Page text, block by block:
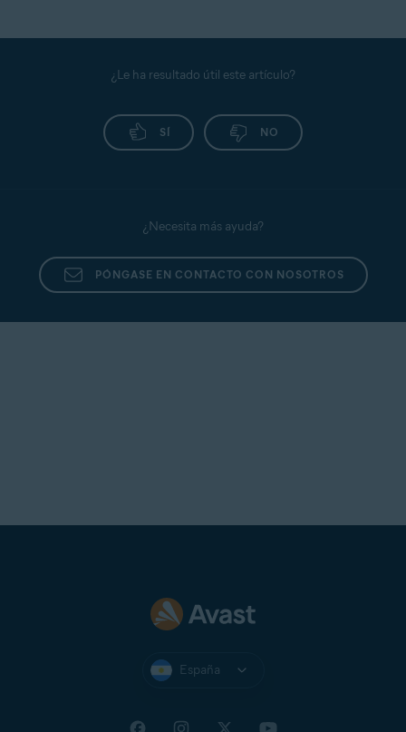
¿Le ha resultado útil este artículo?
SÍ NO
¿Necesita más ayuda?
PÓNGASE EN CONTACTO CON NOSOTROS
España